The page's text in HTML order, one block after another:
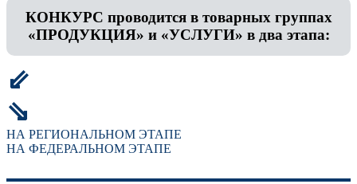
КОНКУРС проводится в товарных группах
«ПРОДУКЦИЯ» и «УСЛУГИ» в два этапа:
⇙
⇘
НА РЕГИОНАЛЬНОМ ЭТАПЕ
НА ФЕДЕРАЛЬНОМ ЭТАПЕ